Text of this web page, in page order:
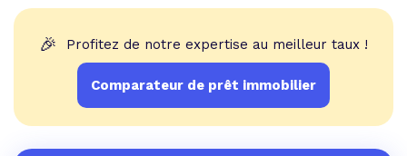
🎉 Profitez de notre expertise au meilleur taux !
Comparateur de prêt immobilier